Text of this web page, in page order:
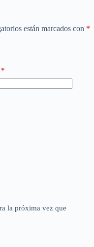
están marcados con *
*
la próxima vez que